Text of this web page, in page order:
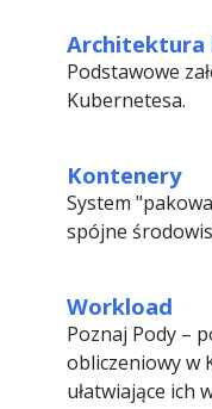
Architektura
Podstawowe
Kubernetesa.
Kontenery
System
spójne
Workload
Poznaj Pody –
obliczeniowy w
ułatwiające ich